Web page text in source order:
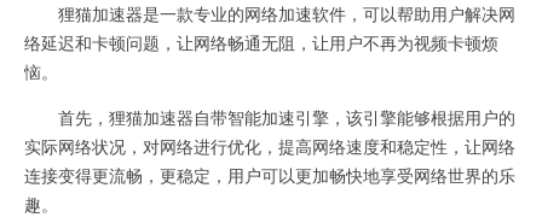
狸猫加速器是一款专业的网络加速软件，可以帮助用户解决网
络延迟和卡顿问题，让网络畅通无阻，让用户不再为视频卡顿烦
恼。
首先，狸猫加速器自带智能加速引擎，该引擎能够根据用户的
实际网络状况，对网络进行优化，提高网络速度和稳定性，让网络
连接变得更流畅，更稳定，用户可以更加畅快地享受网络世界的乐
趣。